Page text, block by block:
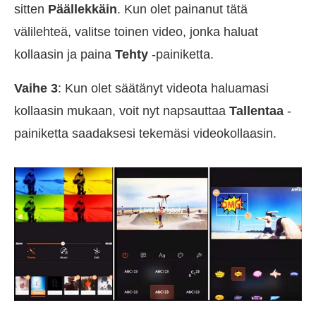
sitten Päällekkäin. Kun olet painanut tätä
välilehteä, valitse toinen video, jonka haluat
kollaasin ja paina Tehty -painiketta.
Vaihe 3: Kun olet säätänyt videota haluamasi
kollaasin mukaan, voit nyt napsauttaa Tallentaa -
painiketta saadaksesi tekemäsi videokollaasin.